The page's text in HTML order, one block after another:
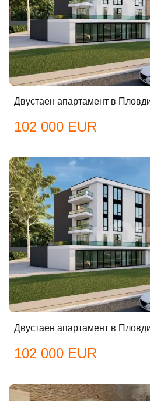
Двустаен апартамент в
102 000 EUR
Двустаен апартамент в
102 000 EUR